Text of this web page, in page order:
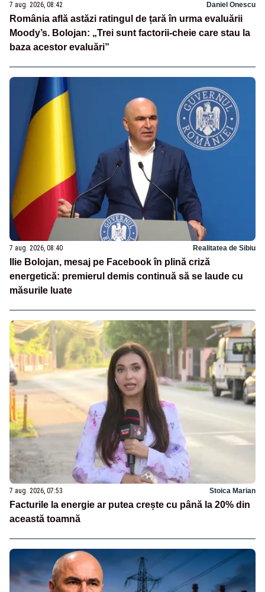
7 aug. 2026, 08:42 Daniel Onescu
România află astăzi ratingul de țară în urma evaluării
Moody’s. Bolojan: „Trei sunt factorii-cheie care stau la
baza acestor evaluări”
7 aug. 2026, 08:40 Realitatea de Sibiu
Ilie Bolojan, mesaj pe Facebook în plină criză
energetică: premierul demis continuă să se laude cu
măsurile luate
7 aug. 2026, 07:53 Stoica Marian
Facturile la energie ar putea crește cu până la 20% din
această toamnă